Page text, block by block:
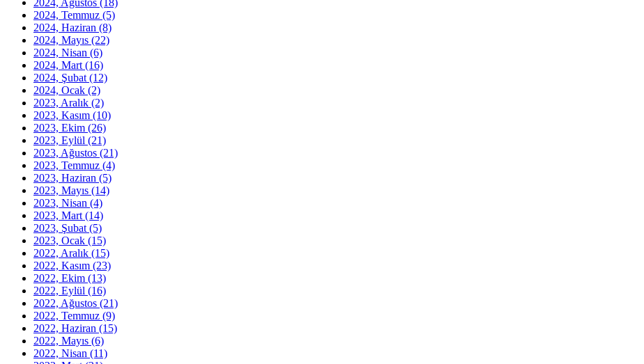
2024, Temmuz (5)
2024, Haziran (8)
2024, Mayıs (22)
2024, Nisan (6)
2024, Mart (16)
2024, Şubat (12)
2024, Ocak (2)
2023, Aralık (2)
2023, Kasım (10)
2023, Ekim (26)
2023, Eylül (21)
2023, Ağustos (21)
2023, Temmuz (4)
2023, Haziran (5)
2023, Mayıs (14)
2023, Nisan (4)
2023, Mart (14)
2023, Şubat (5)
2023, Ocak (15)
2022, Aralık (15)
2022, Kasım (23)
2022, Ekim (13)
2022, Eylül (16)
2022, Ağustos (21)
2022, Temmuz (9)
2022, Haziran (15)
2022, Mayıs (6)
2022, Nisan (11)